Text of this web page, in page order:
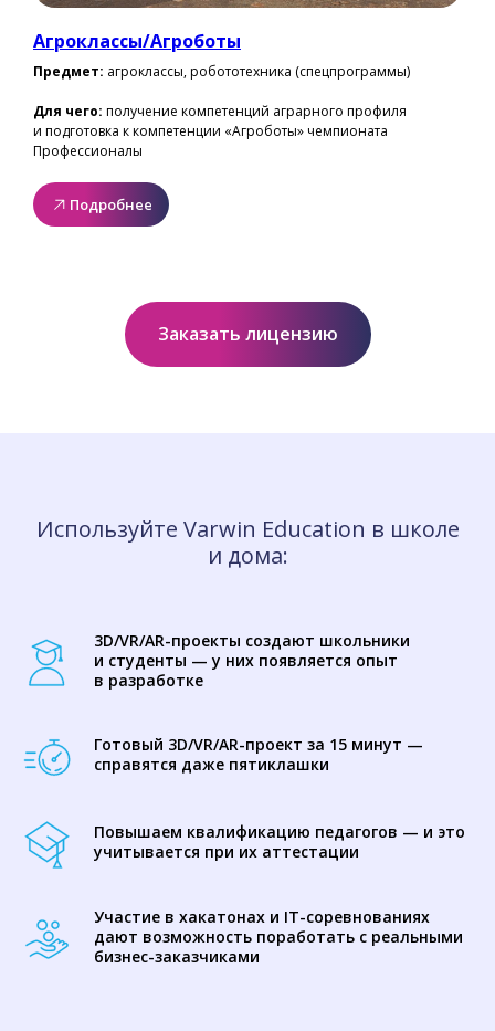
Агроклассы/Агроботы
Предмет: агроклассы, робототехника (спецпрограммы)
Для чего: получение компетенций аграрного профиля
и подготовка к компетенции «Агроботы» чемпионата
Профессионалы
Подробнее
Заказать лицензию
Используйте Varwin Education в школе
и дома:
3D/VR/AR-проекты создают школьники
и студенты — у них появляется опыт
в разработке
Готовый 3D/VR/AR-проект за 15 минут —
справятся даже пятиклашки
Повышаем квалификацию педагогов — и это
учитывается при их аттестации
Участие в хакатонах и IT-соревнованиях
дают возможность поработать с реальными
бизнес-заказчиками